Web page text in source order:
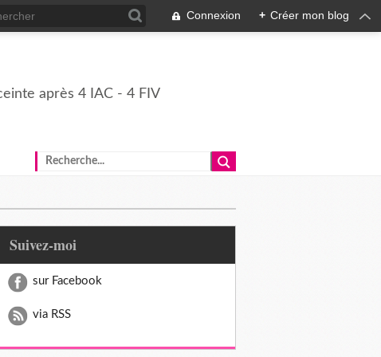
Connexion + Créer mon blog
après 4 IAC - 4 FIV
Suivez-moi
sur Facebook
via RSS